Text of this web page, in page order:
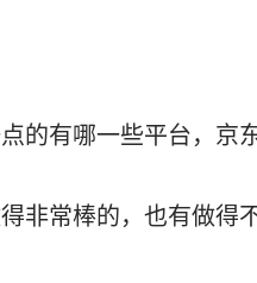
的有哪一些平台，京
非常棒的，也有做得